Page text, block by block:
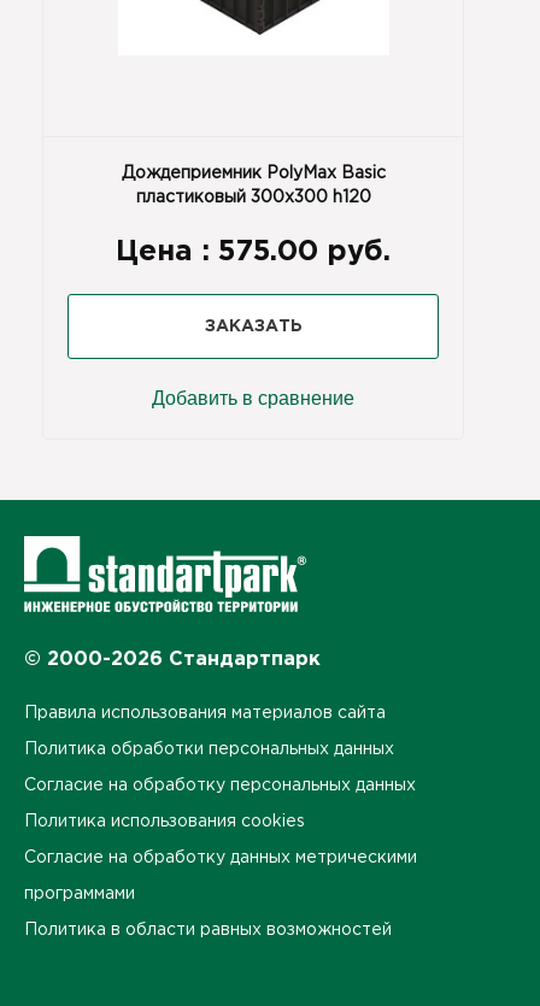
Дождеприемник PolyMax Basic
пластиковый 300х300 h120
Цена : 575.00 руб.
ЗАКАЗАТЬ
Добавить в сравнение
© 2000-2026 Стандартпарк
Правила использования материалов сайта
Политика обработки персональных данных
Согласие на обработку персональных данных
Политика использования cookies
Согласие на обработку данных метрическими
программами
Политика в области равных возможностей